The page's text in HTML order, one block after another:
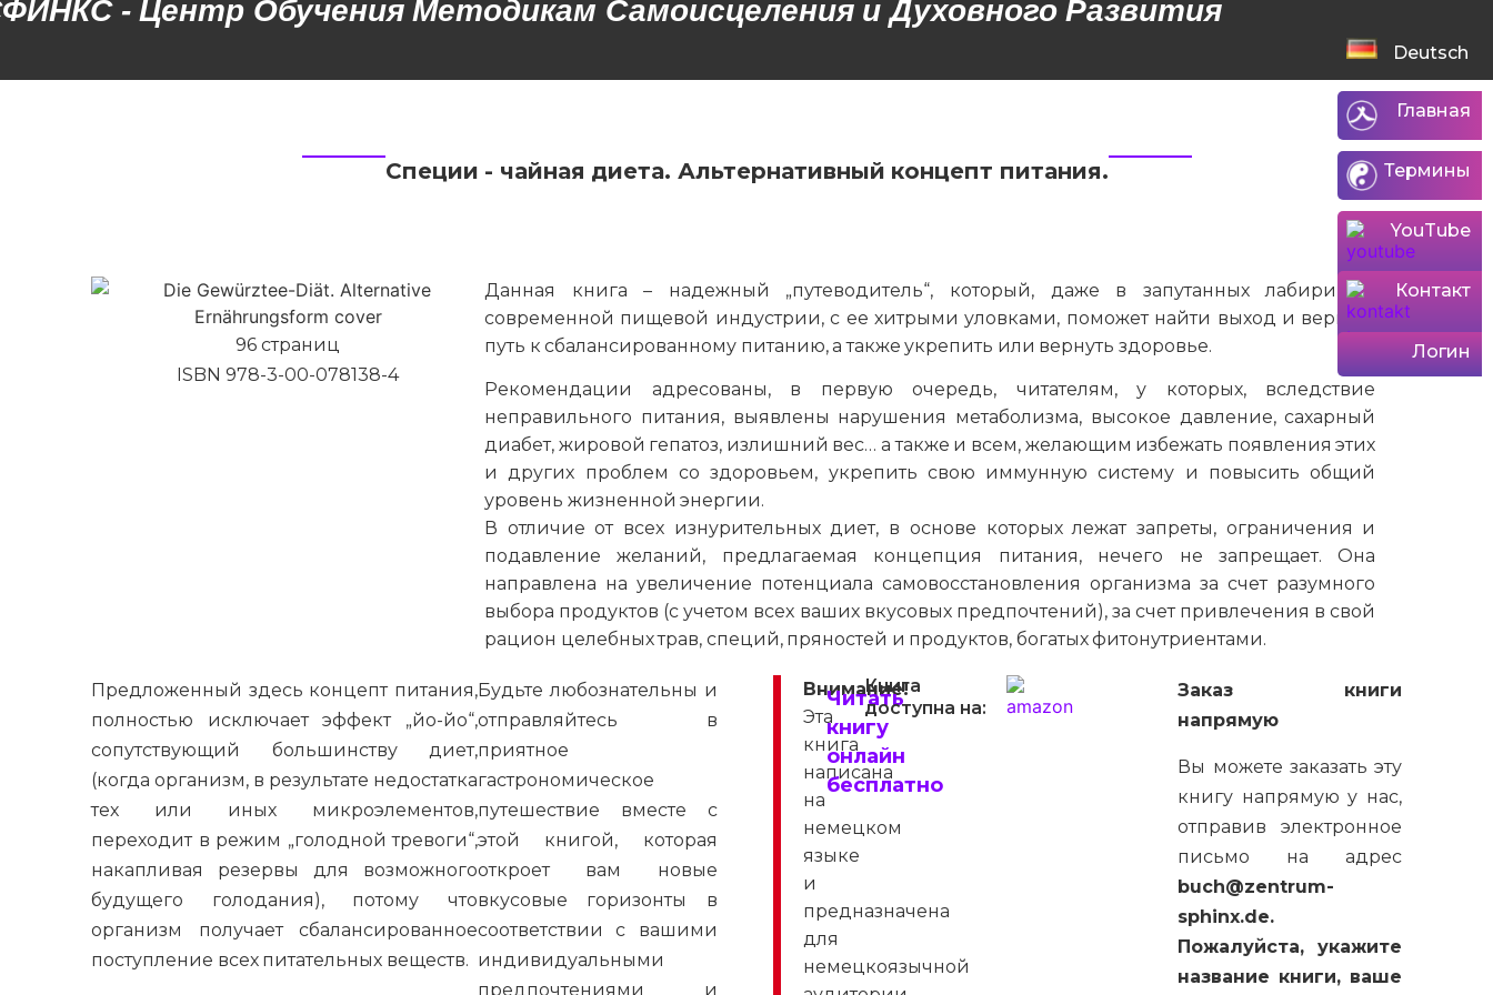
- Центр Обучения Методикам Самоисцеления и Духовного Развития​
Deutsch
Главная
Термины
YouTube
Контакт
Логин
Специи - чайная диета. Альтернативный концепт питания.
96 страниц
ISBN 978-3-00-078138-4
Данная книга – надежный „путеводитель“, который, даже в запутанных лабиринтах
современной пищевой индустрии, с ее хитрыми уловками, поможет найти выход и верный
путь к сбалансированному питанию, а также укрепить или вернуть здоровье.
Рекомендации адресованы, в первую очередь, читателям, у которых, вследствие
неправильного питания, выявлены нарушения метаболизма, высокое давление, сахарный
диабет, жировой гепатоз, излишний вес… а также и всем, желающим избежать появления этих
и других проблем со здоровьем, укрепить свою иммунную систему и повысить общий
уровень жизненной энергии.
В отличие от всех изнурительных диет, в основе которых лежат запреты, ограничения и
подавление желаний, предлагаемая концепция питания, нечего не запрещает. Она
направлена на увеличение потенциала самовосстановления организма за счет разумного
выбора продуктов (с учетом всех ваших вкусовых предпочтений), за счет привлечения в свой
рацион целебных трав, специй, пряностей и продуктов, богатых фитонутриентами.
Предложенный здесь концепт питания,
полностью исключает эффект „йо-йо“,
сопутствующий большинству диет,
(когда организм, в результате недостатка
тех или иных микроэлементов,
переходит в режим „голодной тревоги“,
накапливая резервы для возможного
будущего голодания), потому что
организм получает сбалансированное
поступление всех питательных веществ.
Будьте любознательны и
отправляйтесь в
приятное
гастрономическое
путешествие вместе с
этой книгой, которая
откроет вам новые
вкусовые горизонты в
соответствии с вашими
индивидуальными
предпочтениями и
Внимание!
Эта
книга
написана
на
немецком
языке
и
предназначена
для
немецкоязычной
Читать
книгу
онлайн
бесплатно
Книга
доступна на:
Заказ книги
напрямую
Вы можете заказать эту
книгу напрямую у нас,
отправив электронное
письмо на адрес
buch@zentrum-
sphinx.de.
Пожалуйста, укажите
название книги, ваше